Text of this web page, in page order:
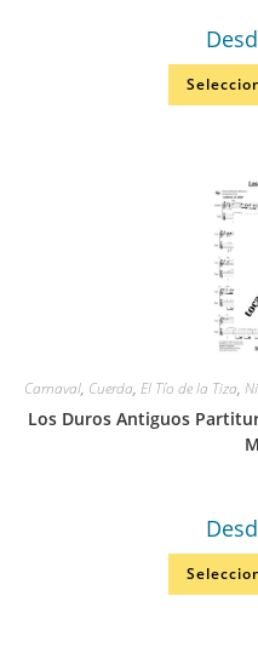
Carnaval, Cuerda, El Tío de la Tiza,
Los Duros Antiguos